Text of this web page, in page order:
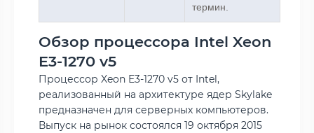
термин.
Обзор процессора Intel Xeon
E3-1270 v5
Процессор Xeon E3-1270 v5 от Intel,
реализованный на архитектуре ядер Skylake
предназначен для серверных компьютеров.
Выпуск на рынок состоялся 19 октября 2015